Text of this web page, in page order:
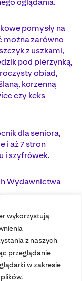
wykorzystują
z naszych
przeglądanie
w zakresie
pomysły na
można zarówno
z uszkami,
pod pierzynką,
obiad,
korzenną
czy keks
dla seniora,
i aż 7 stron
i szyfrówek.
Wydawnictwa